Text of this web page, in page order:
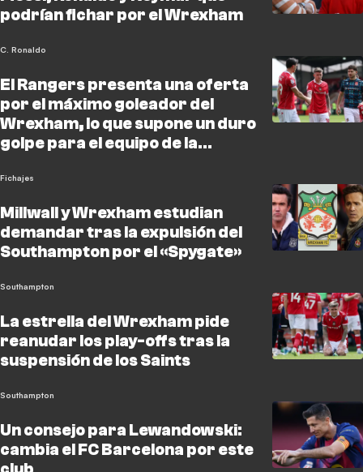
podrían fichar por el Wrexham
C. Ronaldo
El Rangers presenta una oferta
por el máximo goleador del
Wrexham, lo que supone un duro
golpe para el equipo de la
Fichajes
Millwall y Wrexham estudian
demandar tras la expulsión del
Southampton por el «Spygate»
Southampton
La estrella del Wrexham pide
reanudar los play-offs tras la
suspensión de los Saints
Southampton
Un consejo para Lewandowski:
cambia el FC Barcelona por este